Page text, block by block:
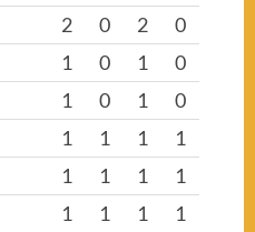
2 0 2
0
1 0 1
0
1 0 1
0
1 1 1
1
1 1 1
1
1 1 1
1